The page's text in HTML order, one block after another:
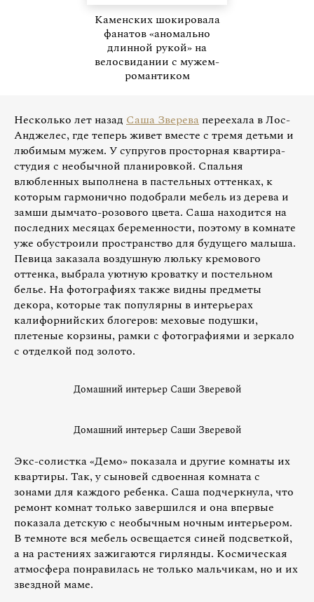
Каменских шокировала
фанатов «аномально
длинной рукой» на
велосвидании с мужем-
романтиком
Несколько лет назад Саша Зверева переехала в Лос-
Анджелес, где теперь живет вместе с тремя детьми и
любимым мужем. У супругов просторная квартира-
студия с необычной планировкой. Спальня
влюбленных выполнена в пастельных оттенках, к
которым гармонично подобрали мебель из дерева и
замши дымчато-розового цвета. Саша находится на
последних месяцах беременности, поэтому в комнате
уже обустроили пространство для будущего малыша.
Певица заказала воздушную люльку кремового
оттенка, выбрала уютную кроватку и постельном
белье. На фотографиях также видны предметы
декора, которые так популярны в интерьерах
калифорнийских блогеров: меховые подушки,
плетеные корзины, рамки с фотографиями и зеркало
с отделкой под золото.
Домашний интерьер Саши Зверевой
Домашний интерьер Саши Зверевой
Экс-солистка «Демо» показала и другие комнаты их
квартиры. Так, у сыновей сдвоенная комната с
зонами для каждого ребенка. Саша подчеркнула, что
ремонт комнат только завершился и она впервые
показала детскую с необычным ночным интерьером.
В темноте вся мебель освещается синей подсветкой,
а на растениях зажигаются гирлянды. Космическая
атмосфера понравилась не только мальчикам, но и их
звездной маме.